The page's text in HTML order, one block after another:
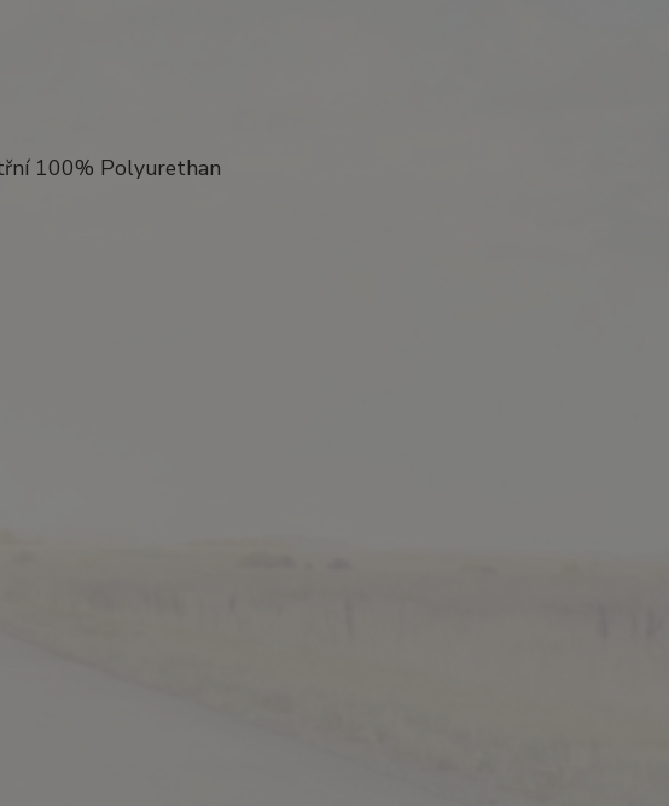
100% Polyurethan